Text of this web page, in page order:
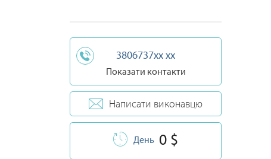
3806737xx xx
Показати контакти
Написати виконавцю
День 0 $